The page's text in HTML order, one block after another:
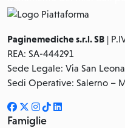
Paginemediche s.r.l. SB |
REA: SA-444291
Sede Legale: Via San
Sedi Operative: Salerno –
Famiglie